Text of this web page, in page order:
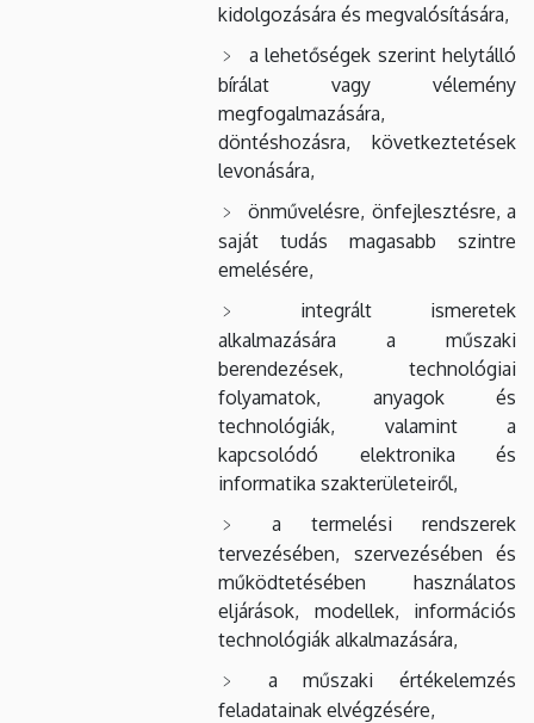
kidolgozására és megvalósítására,
a lehetőségek szerint helytálló
bírálat vagy vélemény
megfogalmazására,
döntéshozásra, következtetések
levonására,
önművelésre, önfejlesztésre, a
saját tudás magasabb szintre
emelésére,
integrált ismeretek
alkalmazására a műszaki
berendezések, technológiai
folyamatok, anyagok és
technológiák, valamint a
kapcsolódó elektronika és
informatika szakterületeiről,
a termelési rendszerek
tervezésében, szervezésében és
működtetésében használatos
eljárások, modellek, információs
technológiák alkalmazására,
a műszaki értékelemzés
feladatainak elvégzésére,